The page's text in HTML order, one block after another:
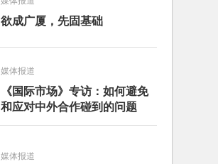
欲成广厦，先固基础
媒体报道
《国际市场》专访：如何避免
和应对中外合作碰到的问题
媒体报道